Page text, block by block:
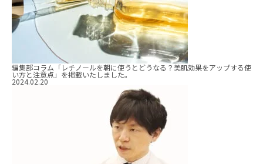
編集部コラム「レチノールを朝に使うとどうなる？美肌効果をアップする使
い方と注意点」を掲載いたしました。
2024.02.20